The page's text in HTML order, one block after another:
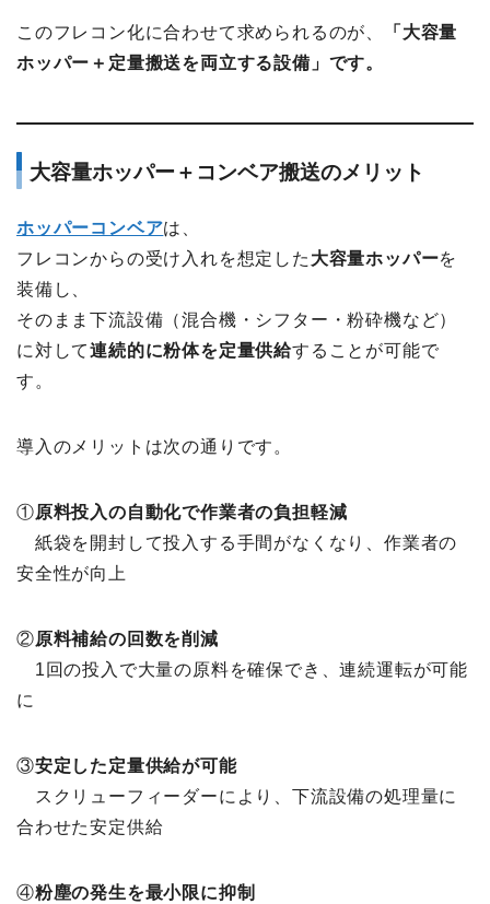
このフレコン化に合わせて求められるのが、
「大容量
ホッパー＋定量搬送を両立する設備」です。
大容量ホッパー＋コンベア搬送のメリット
ホッパーコンベアは、
フレコンからの受け入れを想定した 大容量ホッパーを
装備し、
そのまま下流設備（混合機・シフター・粉砕機など）
に対して連続的に粉体を定量供給することが可能で
す。
導入のメリットは次の通りです。
①原料投入の自動化で作業者の負担軽減
紙袋を開封して投入する手間がなくなり、作業者の
安全性が向上
②原料補給の回数を削減
1回の投入で大量の原料を確保でき、連続運転が可能
に
③安定した定量供給が可能
スクリューフィーダーにより、下流設備の処理量に
合わせた安定供給
④粉塵の発生を最小限に抑制